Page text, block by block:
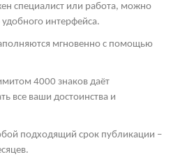
специалист или работа, можно
интерфейса.
мгновенно с помощью
4000 знаков даёт
все ваши достоинства и
подходящий срок публикации –